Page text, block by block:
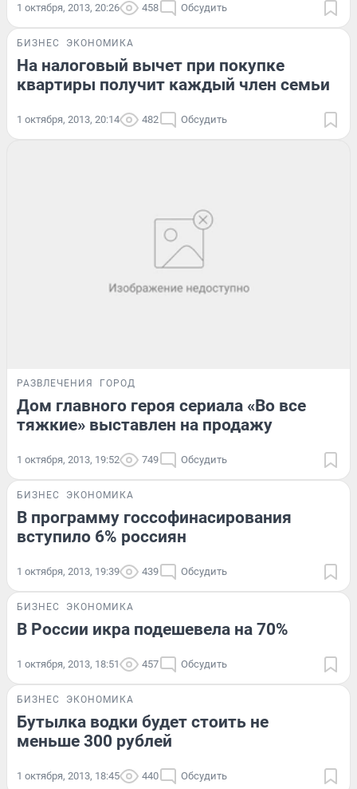
1 октября, 2013, 20:26 458 Обсудить
БИЗНЕС ЭКОНОМИКА
На налоговый вычет при покупке
квартиры получит каждый член семьи
1 октября, 2013, 20:14 482 Обсудить
РАЗВЛЕЧЕНИЯ ГОРОД
Дом главного героя сериала «Во все
тяжкие» выставлен на продажу
1 октября, 2013, 19:52 749 Обсудить
БИЗНЕС ЭКОНОМИКА
В программу госсофинасирования
вступило 6% россиян
1 октября, 2013, 19:39 439 Обсудить
БИЗНЕС ЭКОНОМИКА
В России икра подешевела на 70%
1 октября, 2013, 18:51 457 Обсудить
БИЗНЕС ЭКОНОМИКА
Бутылка водки будет стоить не
меньше 300 рублей
1 октября, 2013, 18:45 440 Обсудить